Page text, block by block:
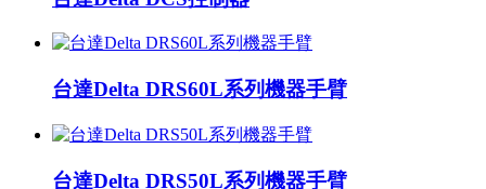
台達Delta DRS60L系列機器手臂
台達Delta DRS50L系列機器手臂